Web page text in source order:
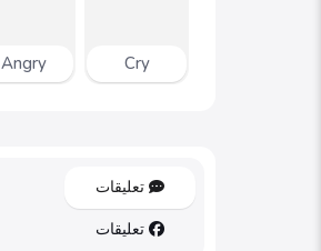
Cry
Angry
تعليقات
تعليقات